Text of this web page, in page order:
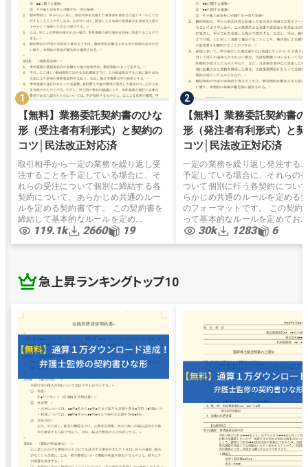
【無料】業務委託契約書のひな
形（受注者有利形式）と契約の
コツ│民法改正対応済
取引相手から一定の業務を繰り返し受
注することを予定している場合に、そ
れらの受注について個別に締結する各
契約について、あらかじめ共通のルー
ルを定める契約書です。 この契約書を
締結して基本的なルールを定め...
119.1k 2660 19
【無料】業務委託契約書
形（発注者有利形式）と
コツ│民法改正対応済
一定の業務を繰り返し発注する
予定している場合に、それらの
ついて個別に行う各契約につい
らかじめ共通のルールを定める
のフォーマットです。 この契約
って基本的なルールを定めてお...
30k 1283 6
急上昇ランキングトップ10